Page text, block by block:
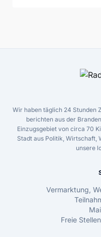
Wir haben täglich 24 Stunden
berichten aus der
Einzugsgebiet von circa 70
Stadt aus Politik, Wirtschaft,
unsere
Vermarktung,
Freie